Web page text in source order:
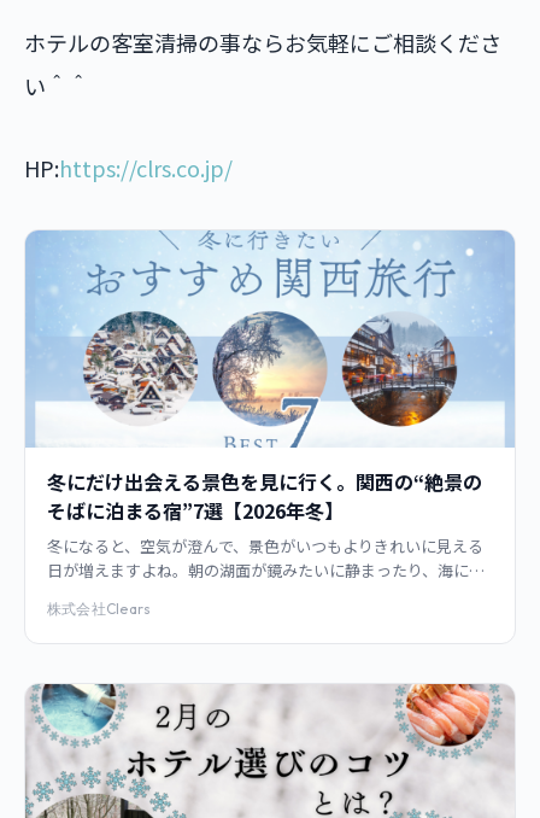
ホテルの客室清掃の事ならお気軽にご相談くださ
い＾＾
HP:https://clrs.co.jp/
冬にだけ出会える景色を見に行く。関西の“絶景の
そばに泊まる宿”7選【2026年冬】
冬になると、空気が澄んで、景色がいつもよりきれいに見える
日が増えますよね。朝の湖面が鏡みたいに静まったり、海に霧
けの特別な景色”のそばに泊まれ
株式会社Clears